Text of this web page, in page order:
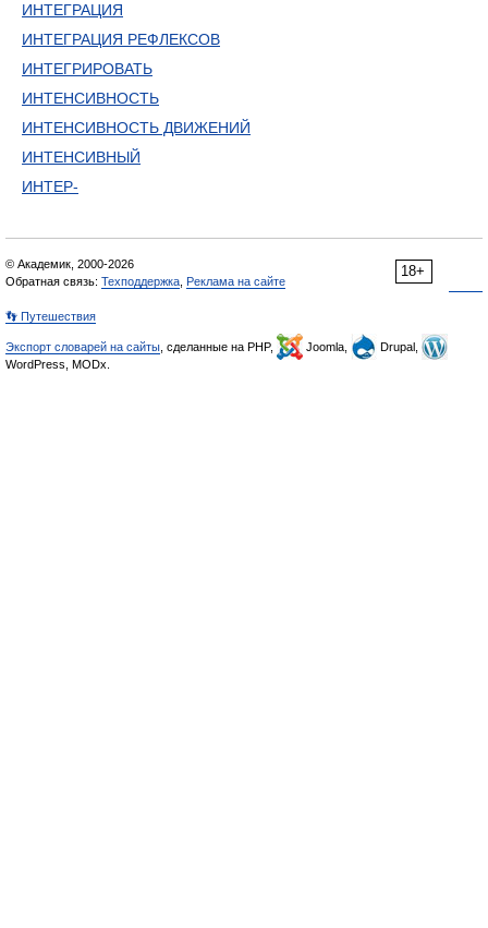
ИНТЕГРАЦИЯ
ИНТЕГРАЦИЯ РЕФЛЕКСОВ
ИНТЕГРИРОВАТЬ
ИНТЕНСИВНОСТЬ
ИНТЕНСИВНОСТЬ ДВИЖЕНИЙ
ИНТЕНСИВНЫЙ
ИНТЕР-
18+
© Академик, 2000-2026
Обратная связь: Техподдержка Реклама на сайте
👣 Путешествия
Экспорт словарей на сайты , сделанные на PHP, Joomla,
Drupal,
WordPress, MODx.